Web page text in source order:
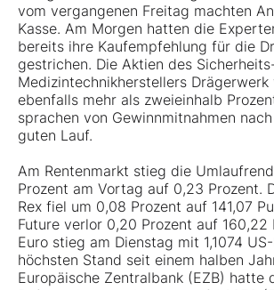
vom vergangenen Freitag machten
Kasse. Am Morgen hatten die
bereits ihre Kaufempfehlung für die
gestrichen. Die Aktien des
Medizintechnikherstellers Drägerwerk
ebenfalls mehr als zweieinhalb
sprachen von Gewinnmitnahmen
guten Lauf.
Am Rentenmarkt stieg die
Prozent am Vortag auf 0,23 Prozent.
Rex fiel um 0,08 Prozent auf 141,07
Future verlor 0,20 Prozent auf 160,22
Euro stieg am Dienstag mit 1,1074
höchsten Stand seit einem halben
Europäische Zentralbank (EZB) hatte